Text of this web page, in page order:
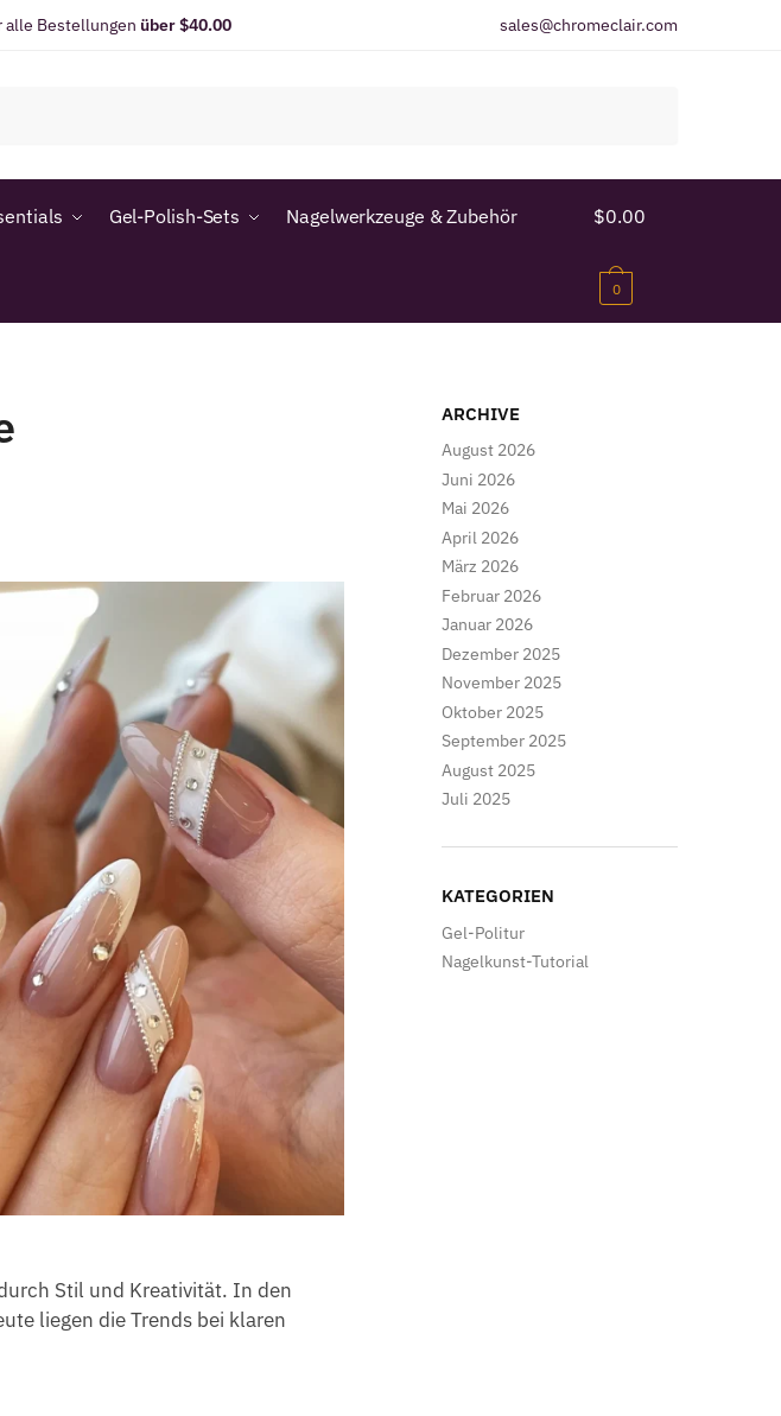
Bestellungen über $40.00 sales@chromeclair.com
Gel-Polish-Sets Nagelwerkzeuge & Zubehör $0.00
0
Stil und Kreativität. In den
liegen die Trends bei klaren
ARCHIVE
August 2026
Juni 2026
Mai 2026
April 2026
März 2026
Februar 2026
Januar 2026
Dezember 2025
November 2025
Oktober 2025
September 2025
August 2025
Juli 2025
KATEGORIEN
Gel-Politur
Nagelkunst-Tutorial